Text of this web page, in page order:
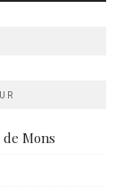
Mons